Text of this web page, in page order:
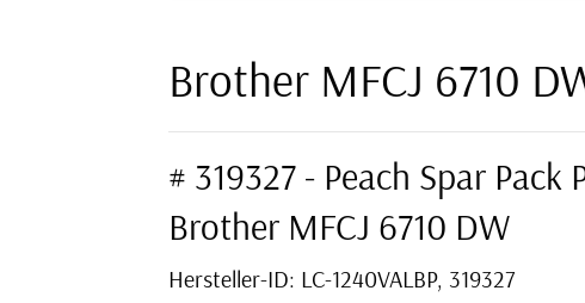
Brother MFCJ 6710
# 319327 - Peach Spar
Brother MFCJ 6710 DW
Hersteller-ID: LC-1240VALBP, 319327